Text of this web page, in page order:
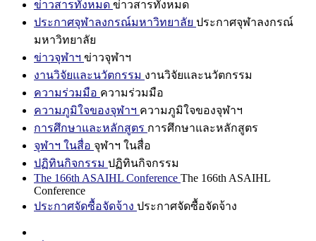
ข่าวสารทั้งหมด ข่าวสารทั้งหมด
ประกาศจุฬาลงกรณ์มหาวิทยาลัย ประกาศจุฬาลงกรณ์
มหาวิทยาลัย
ข่าวจุฬาฯ ข่าวจุฬาฯ
งานวิจัยและนวัตกรรม งานวิจัยและนวัตกรรม
ความร่วมมือ ความร่วมมือ
ความภูมิใจของจุฬาฯ ความภูมิใจของจุฬาฯ
การศึกษาและหลักสูตร การศึกษาและหลักสูตร
จุฬาฯ ในสื่อ จุฬาฯ ในสื่อ
ปฏิทินกิจกรรม ปฏิทินกิจกรรม
The 166th ASAIHL Conference The 166th ASAIHL
Conference
ประกาศจัดซื้อจัดจ้าง ประกาศจัดซื้อจัดจ้าง